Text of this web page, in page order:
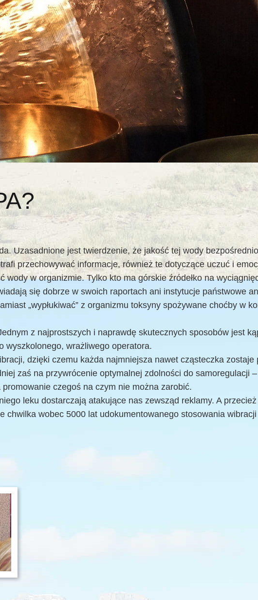
Uzasadnione jest twierdzenie, że jakość tej wody
przechowywać informacje, również te dotyczące uczuć i
w organizmie. Tylko kto ma górskie źródełko na
się dobrze w swoich raportach ani instytucje państwowe
„wypłukiwać” z organizmu toksyny spożywane choćby w
z najprostszych i naprawdę skutecznych sposobów jest
wyszkolonego, wrażliwego operatora.
dzięki czemu każda najmniejsza nawet cząsteczka
zaś na przywrócenie optymalnej zdolności do samoregulacji
czegoś na czym nie można zarobić.
leku dostarczają atakujące nas zewsząd reklamy. A przecież
chwilka wobec 5000 lat udokumentowanego stosowania